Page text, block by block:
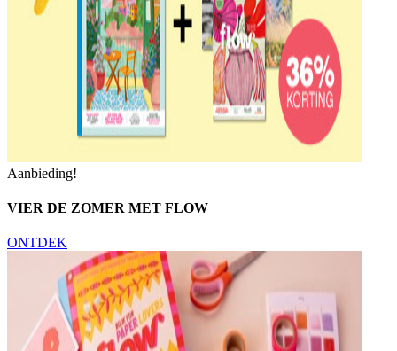
Aanbieding!
VIER DE ZOMER MET FLOW
ONTDEK